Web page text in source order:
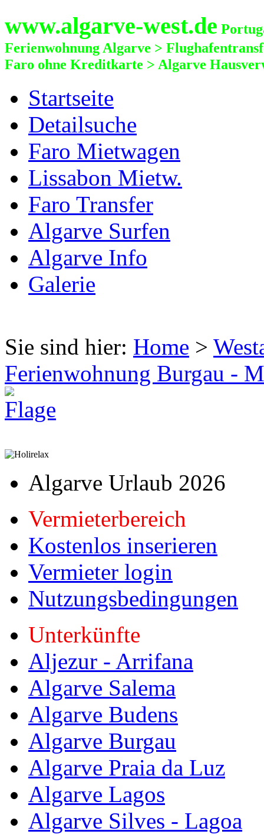
www.algarve-west.de
Ferienwohnung Algarve >
Faro ohne Kreditkarte > Algarve
Startseite
Detailsuche
Faro Mietwagen
Lissabon Mietw.
Faro Transfer
Algarve Surfen
Algarve Info
Galerie
Sie sind hier: Home >
Ferienwohnung Burgau -
Algarve Urlaub 2026
Vermieterbereich
Kostenlos inserieren
Vermieter login
Nutzungsbedingungen
Unterkünfte
Aljezur - Arrifana
Algarve Salema
Algarve Budens
Algarve Burgau
Algarve Praia da Luz
Algarve Lagos
Algarve Silves - Lagoa